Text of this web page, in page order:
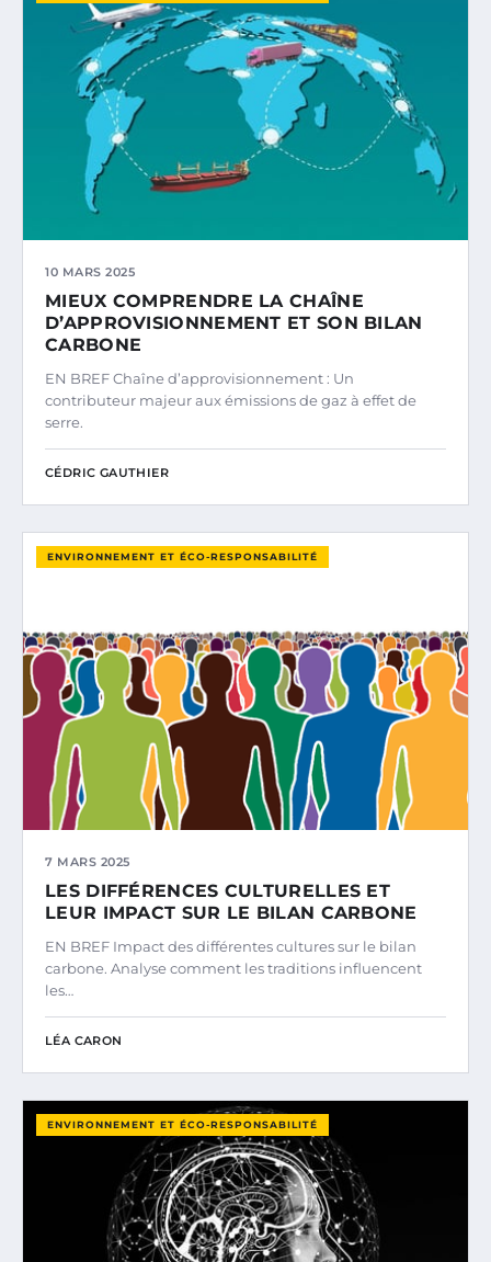
10 MARS 2025
MIEUX COMPRENDRE LA CHAÎNE
D’APPROVISIONNEMENT ET SON BILAN
CARBONE
EN BREF Chaîne d’approvisionnement : Un
contributeur majeur aux émissions de gaz à effet de
serre.
CÉDRIC GAUTHIER
ENVIRONNEMENT ET ÉCO-RESPONSABILITÉ
7 MARS 2025
LES DIFFÉRENCES CULTURELLES ET
LEUR IMPACT SUR LE BILAN CARBONE
EN BREF Impact des différentes cultures sur le bilan
carbone. Analyse comment les traditions influencent
les…
LÉA CARON
ENVIRONNEMENT ET ÉCO-RESPONSABILITÉ